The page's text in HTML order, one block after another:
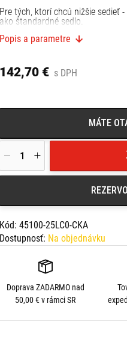
Pre tých, ktorí chcú nižšie sedieť
ako štandardné sedlo.
Popis a parametre
142,70 € s DPH
MÁTE
Kód: 45100-25LC0-CKA
Dostupnosť: Na objednávku
Doprava ZADARMOnad
50,00 € v rámci SR